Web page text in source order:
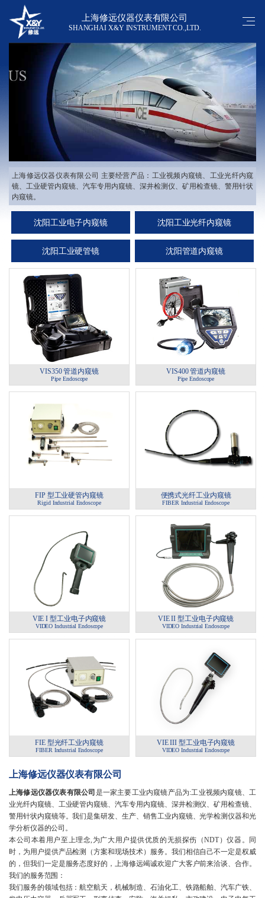
上海修远仪器仪表有限公司
SHANGHAI X&Y INSTRUMENT CO.,LTD.
上海修远仪器仪表有限公司 主要经营产品：工业视频内窥镜、工业光纤内窥
镜、工业硬管内窥镜、汽车专用内窥镜、深井检测仪、矿用检查镜、警用针状
内窥镜。
沈阳工业电子内窥镜 沈阳工业光纤内窥镜
沈阳工业硬管镜 沈阳管道内窥镜
VIS350 管道内窥镜
Pipe Endoscope
VIS400 管道内窥镜
Pipe Endoscope
FIP 型工业硬管内窥镜
Rigid Industrial Endoscope
便携式光纤工业内窥镜
FIBER Industrial Endoscope
VIE I 型工业电子内窥镜
VIDEO Industrial Endoscope
VIE II 型工业电子内窥镜
VIDEO Industrial Endoscope
FIE 型光纤工业内窥镜
FIBER Industrial Endoscope
VIE III 型工业电子内窥镜
VIDEO Industrial Endoscope
上海修远仪器仪表有限公司
上海修远仪器仪表有限公司 是一家主要工业内窥镜产品为:工业视频内窥镜、工
业光纤内窥镜、工业硬管内窥镜、汽车专用内窥镜、深井检测仪、矿用检查镜、
警用针状内窥镜等。我们是集研发、生产、销售工业内窥镜、光学检测仪器和光
学分析仪器的公司。
本公司本着用户至上理念,为广大用户提供优质的无损探伤（NDT）仪器。同
时，为用户提供产品检测（方案和现场技术）服务。我们相信自己不一定是权威
的，但我们一定是服务态度好的，上海修远竭诚欢迎广大客户前来洽谈、合作。
我们的服务范围：
我们服务的领域包括：航空航天，机械制造、石油化工、铁路船舶、汽车广铁、